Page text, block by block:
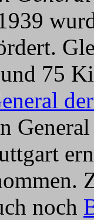
75
noch